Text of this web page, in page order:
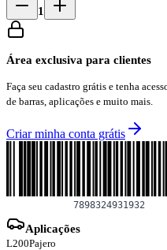
1
Área exclusiva para clientes
Faça seu cadastro grátis e tenha
de barras, aplicações e muito mais.
Criar minha conta grátis
Aplicações
L200Pajero